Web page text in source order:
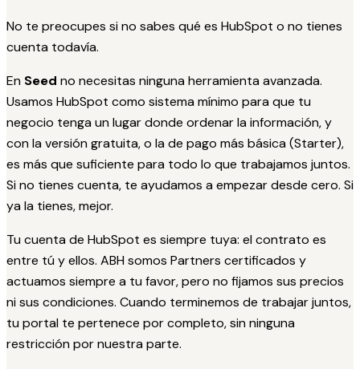
No te preocupes si no sabes qué es HubSpot o no tienes
cuenta todavía.
En Seed no necesitas ninguna herramienta avanzada.
Usamos HubSpot como sistema mínimo para que tu
negocio tenga un lugar donde ordenar la información, y
con la versión gratuita, o la de pago más básica (Starter),
es más que suficiente para todo lo que trabajamos juntos.
Si no tienes cuenta, te ayudamos a empezar desde cero. Si
ya la tienes, mejor.
Tu cuenta de HubSpot es siempre tuya: el contrato es
entre tú y ellos. ABH somos Partners certificados y
actuamos siempre a tu favor, pero no fijamos sus precios
ni sus condiciones. Cuando terminemos de trabajar juntos,
tu portal te pertenece por completo, sin ninguna
restricción por nuestra parte.